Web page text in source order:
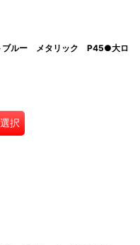
ブルー メタリック P45●大ロ
択